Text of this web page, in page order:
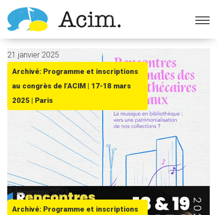
Ouvrir la barre d’outils
21 janvier 2025
Archivé: Programme et inscriptions
au congrès de l’ACIM | 17-18 mars
2025 | Paris
7 décembre 2023
Archivé: Programme et inscriptions